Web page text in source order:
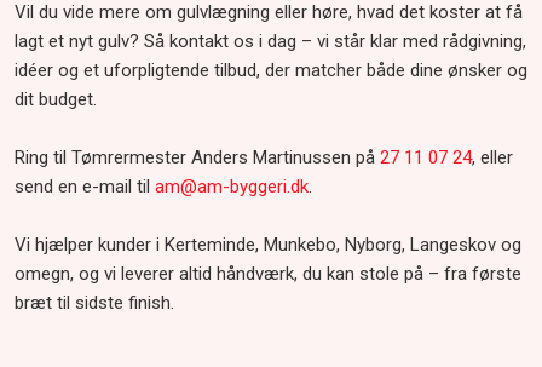
Vil du vide mere om gulvlægning eller høre, hvad det koster at få
lagt et nyt gulv? Så kontakt os i dag – vi står klar med rådgivning,
idéer og et uforpligtende tilbud, der matcher både dine ønsker og
dit budget.
Ring til Tømrermester Anders Martinussen på 27 11 07 24, eller
send en e-mail til am@am-byggeri.dk.
Vi hjælper kunder i Kerteminde, Munkebo, Nyborg, Langeskov og
omegn, og vi leverer altid håndværk, du kan stole på – fra første
bræt til sidste finish.​